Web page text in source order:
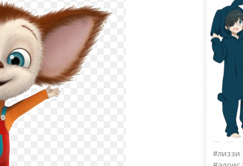
#лиззи